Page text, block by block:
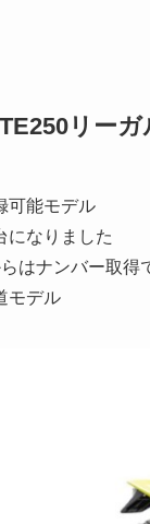
リー
可能モデル
になりました
はナンバー取得
モデル